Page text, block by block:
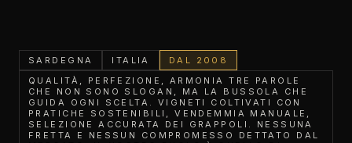
SARDEGNA ITALIA
DAL 2008
QUALITÀ, PERFEZIONE, ARMONIA TRE PAROLE
CHE NON SONO SLOGAN, MA LA BUSSOLA CHE
GUIDA OGNI SCELTA. VIGNETI COLTIVATI CON
PRATICHE SOSTENIBILI, VENDEMMIA MANUALE,
SELEZIONE ACCURATA DEI GRAPPOLI. NESSUNA
FRETTA E NESSUN COMPROMESSO DETTATO DAL